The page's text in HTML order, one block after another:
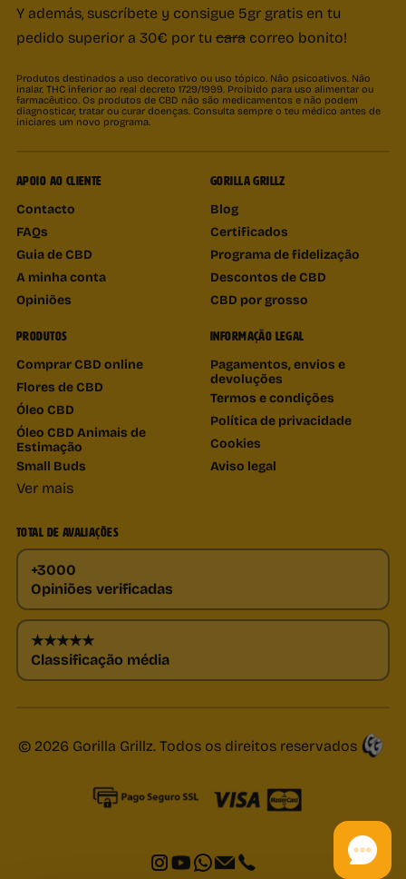
Y además, suscríbete y consigue 5gr gratis en tu
pedido superior a 30€ por tu cara correo bonito!
Produtos destinados a uso decorativo ou uso tópico. Não psicoativos. Não
inalar. THC inferior ao real decreto 1729/1999. Proibido para uso alimentar ou
farmacêutico. Os produtos de CBD não são medicamentos e não podem
diagnosticar, tratar ou curar doenças. Consulta sempre o teu médico antes de
iniciares um novo programa.
APOIO AO CLIENTE
Contacto
FAQs
Guia de CBD
A minha conta
Opiniões
GORILLA GRILLZ
Blog
Certificados
Programa de fidelização
Descontos de CBD
CBD por grosso
PRODUTOS
Comprar CBD online
Flores de CBD
Óleo CBD
Óleo CBD Animais de
Estimação
Small Buds
Ver mais
INFORMAÇÃO LEGAL
Pagamentos, envios e
devoluções
Termos e condições
Política de privacidade
Cookies
Aviso legal
TOTAL DE AVALIAÇÕES
+3000
Opiniões verificadas
★★★★★
Classificação média
© 2026 Gorilla Grillz. Todos os direitos reservados